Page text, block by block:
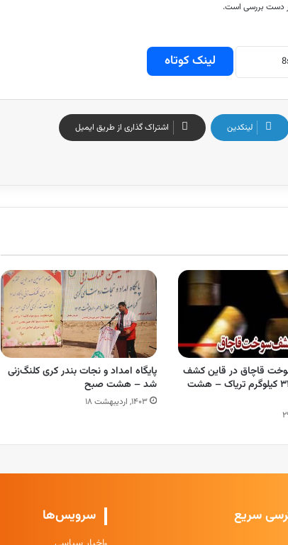
دست بررسی است.
لینک کوتاه
لینکدین اشتراک گذاری از طریق ایمیل
سوخت قاچاق در قاین کشف
شد/کشف ۳۲ کیلوگرم تریاک – هشت
پایگاه امداد و نجات بندر کری کلنگ‌زنی
شد – هشت صبح
۱۴۰۳, اردیبهشت ۱۸
سریع سرویس‌ها